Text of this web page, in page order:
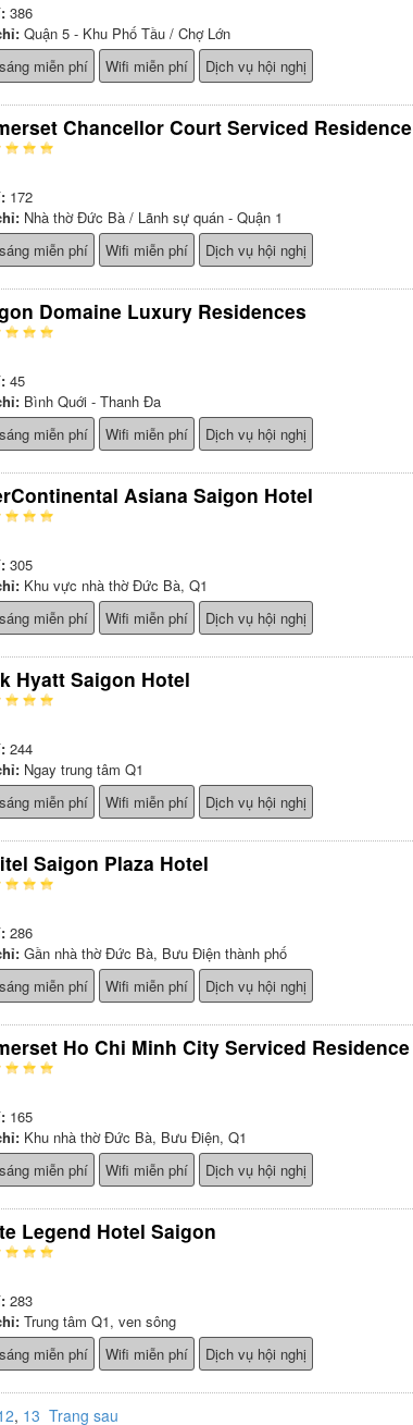
386
Quận 5 - Khu Phố Tầu / Chợ Lớn
miễn phí
Wifi miễn phí Dịch vụ hội nghị
Chancellor Court Serviced Residence
172
Nhà thờ Đức Bà / Lãnh sự quán - Quận 1
miễn phí
Wifi miễn phí Dịch vụ hội nghị
Domaine Luxury Residences
45
Bình Quới - Thanh Đa
miễn phí
Wifi miễn phí Dịch vụ hội nghị
Asiana Saigon Hotel
305
Khu vực nhà thờ Đức Bà, Q1
miễn phí
Wifi miễn phí Dịch vụ hội nghị
Hyatt Saigon Hotel
244
Ngay trung tâm Q1
miễn phí
Wifi miễn phí Dịch vụ hội nghị
Saigon Plaza Hotel
286
Gần nhà thờ Đức Bà, Bưu Điện thành phố
miễn phí
Wifi miễn phí Dịch vụ hội nghị
Ho Chi Minh City Serviced Residence
165
Khu nhà thờ Đức Bà, Bưu Điện, Q1
miễn phí
Wifi miễn phí Dịch vụ hội nghị
Legend Hotel Saigon
283
Trung tâm Q1, ven sông
miễn phí
Wifi miễn phí Dịch vụ hội nghị
, 13 Trang sau